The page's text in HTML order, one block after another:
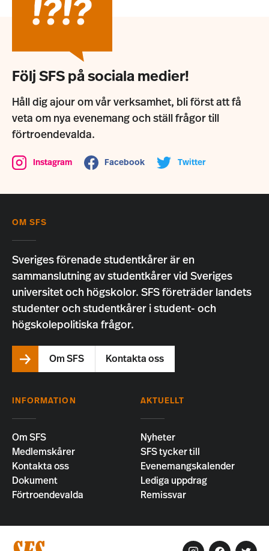
Följ SFS på sociala medier!
Håll dig ajour om vår verksamhet, bli först att få
veta om nya evenemang och ställ frågor till
förtroendevalda.
Instagram Facebook Twitter
OM SFS
Sveriges förenade studentkårer är en
sammanslutning av studentkårer vid Sveriges
universitet och högskolor. SFS företräder landets
studenter och studentkårer i student- och
högskolepolitiska frågor.
Om SFS Kontakta oss
INFORMATION
Om SFS
Medlemskårer
Kontakta oss
Dokument
Förtroendevalda
AKTUELLT
Nyheter
SFS tycker till
Evenemangskalender
Lediga uppdrag
Remissvar